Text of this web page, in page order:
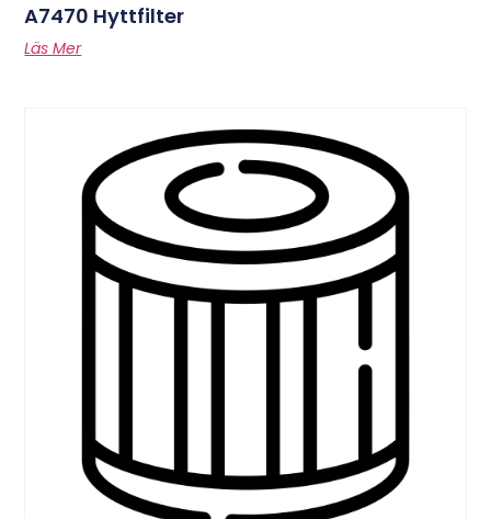
A7470 Hyttfilter
Läs Mer